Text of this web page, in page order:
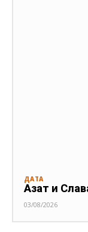
ДАТА
Азат и
03/08/2026